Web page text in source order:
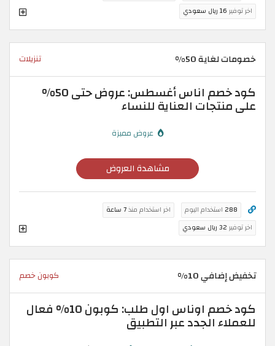
اخر توفير 16 ريال سعودي
خصومات لغاية 50% تنزيلات
كود خصم اناس أغسطس: عروض حتى 50%
على منتجات العناية للنساء
عروض مميزة
مشاهدة العروض
288 استخدام اليوم اخر استخدام منذ7 ساعة
اخر توفير 32 ريال سعودي
تخفيض إضافي 10% كوبون خصم
كود خصم اوناس اول طلب: كوبون 10% فعال
للعملاء الجدد عبر التطبيق